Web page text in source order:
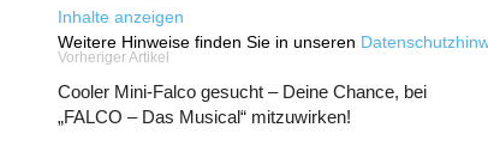
Inhalte anzeigen
Weitere Hinweise finden Sie in unseren
Vorheriger Artikel
Cooler Mini-Falco gesucht – Deine Chance, bei
„FALCO – Das Musical“ mitzuwirken!